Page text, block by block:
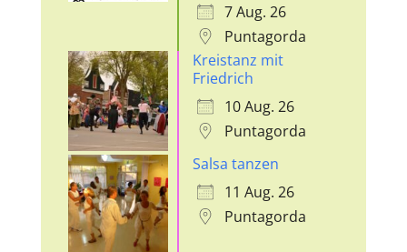
7 Aug. 26
Puntagorda
Kreistanz mit
Friedrich
10 Aug. 26
Puntagorda
Salsa tanzen
11 Aug. 26
Puntagorda